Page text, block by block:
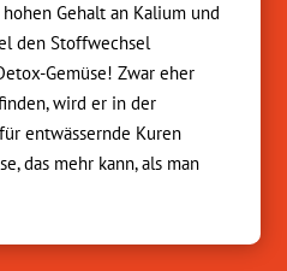
Gehalt an Kalium und
den Stoffwechsel
Gemüse! Zwar eher
wird er in der
entwässernde Kuren
das mehr kann, als man